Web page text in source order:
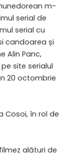
m-
serial de
serial cu
candoarea și
Alin Panc,
site serialul
20 octombrie
Cosoi, în rol de
alături de